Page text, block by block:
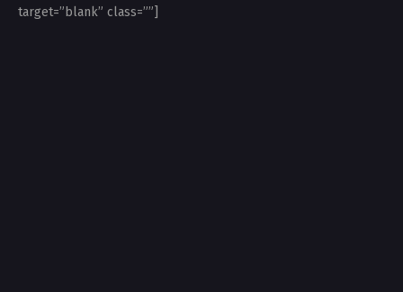
target=”blank” class=””]